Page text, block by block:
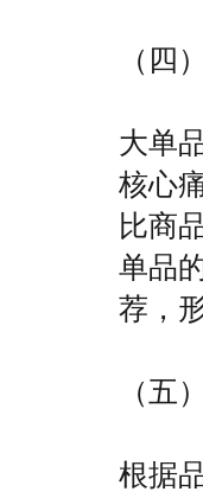
（四
大单
核心
比商
单品
荐，
（五
根据